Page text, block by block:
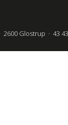
Glostrup · 43